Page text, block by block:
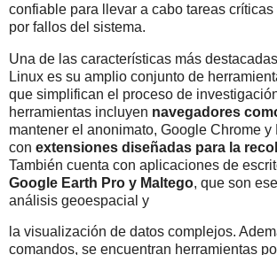
confiable para llevar a cabo tareas
por fallos del sistema.
Una de las características más
Linux es su amplio conjunto de
que simplifican el proceso de
herramientas incluyen navegadores
mantener el anonimato, Google Chrome
con extensiones diseñadas para la
También cuenta con aplicaciones de
Google Earth Pro y Maltego, que son
análisis geoespacial y
la visualización de datos complejos.
comandos, se encuentran herramientas